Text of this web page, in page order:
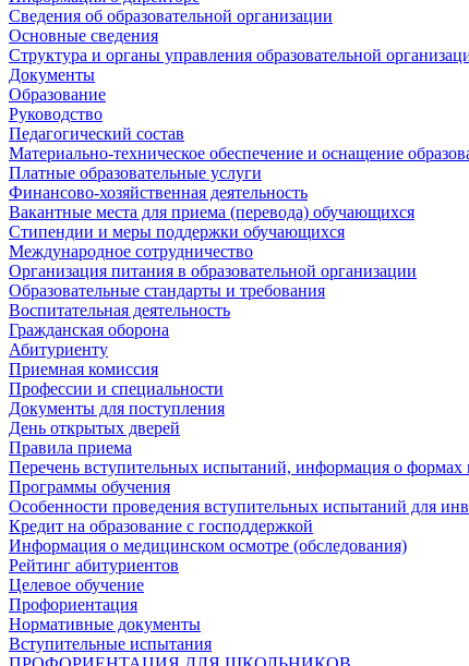
Сведения об образовательной организации
Основные сведения
Структура и органы управления образовательной
Документы
Образование
Руководство
Педагогический состав
Материально-техническое обеспечение и оснащение
Платные образовательные услуги
Финансово-хозяйственная деятельность
Вакантные места для приема (перевода) обучающихся
Стипендии и меры поддержки обучающихся
Международное сотрудничество
Организация питания в образовательной организации
Образовательные стандарты и требования
Воспитательная деятельность
Гражданская оборона
Абитуриенту
Приемная комиссия
Профессии и специальности
Документы для поступления
День открытых дверей
Правила приема
Перечень вступительных испытаний, информация о формах
Программы обучения
Особенности проведения вступительных испытаний для
Кредит на образование с господдержкой
Информация о медицинском осмотре (обследования)
Рейтинг абитуриентов
Целевое обучение
Профориентация
Нормативные документы
Вступительные испытания